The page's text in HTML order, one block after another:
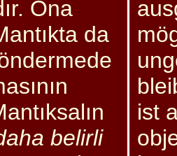
Ona
da
belirli
ist